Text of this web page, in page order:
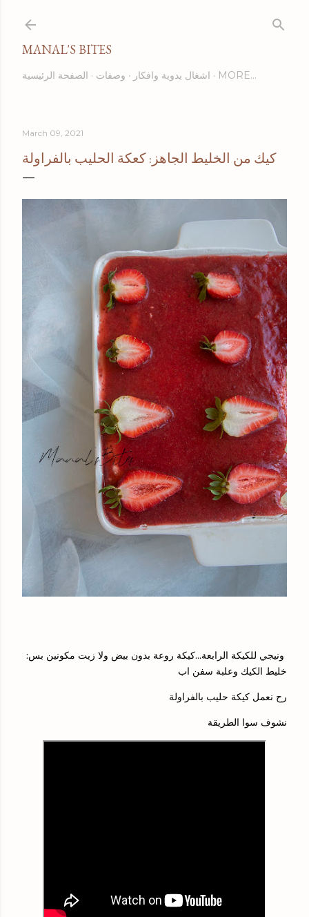
MANAL'S BITES
الصفحة الرئيسية وصفات اشغال يدوية وافكار MORE…
March 09, 2021
كيك من الخليط الجاهز: كعكة الحليب بالفراولة
ونيجي للكيكة الرابعة...كيكة روعة بدون بيض ولا زيت مكونين بس:
خليط الكيك وعلبة سفن اب
رح نعمل كيكة حليب بالفراولة
نشوف سوا الطريقة